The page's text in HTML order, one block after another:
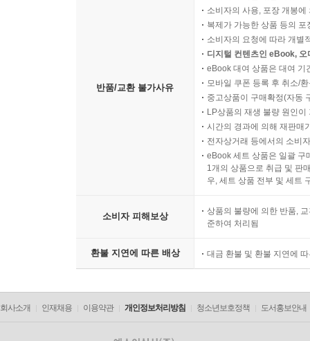
반품/교환 불가사유
소비자의 사용, 포장 개봉
복제가 가능한 상품 등의
소비자의 요청에 따라 개별
디지털 컨텐츠인 eBook,
eBook 대여 상품은 대여 기
모바일 쿠폰 등록 후 취소/
중고상품이 구매확정(자동
LP상품의 재생 불량 원인
시간의 경과에 의해 재판매
전자상거래 등에서의 소비
eBook 세트 상품은 일괄 구
1개의 상품으로 취급 및 판
우, 세트 상품 전부 및 세트
소비자 피해보상
상품의 불량에 의한 반품,
준하여 처리됨
환불 지연에 따른 배상 대금 환불 및 환불 지연에
회사소개 인재채용 이용약관 개인정보처리방침 청소년보호정책 도서홍보안내